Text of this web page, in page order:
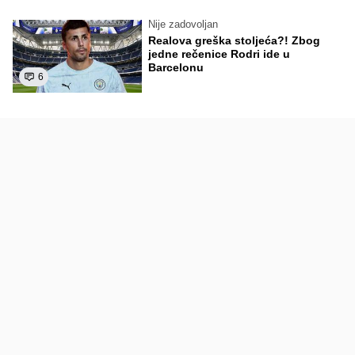
6
Nije zadovoljan
Realova greška stoljeća?! Zbog
jedne rečenice Rodri ide u
Barcelonu